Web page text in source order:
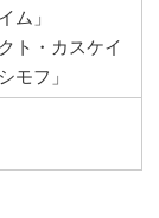
ム」
ト・カスケイ
モフ」